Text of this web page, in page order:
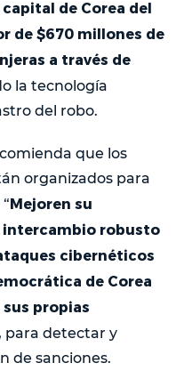
de Corea del
de $670 millones de
a través de
la tecnología
del robo.
que los
organizados para
Mejoren su
intercambio robusto
cibernéticos
de Corea
propias
para detectar y
de sanciones.